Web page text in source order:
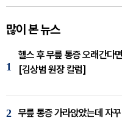
많이 본 뉴스
1
헬스 후 무릎 통증 오래간다
[김상범 원장 칼럼]
2